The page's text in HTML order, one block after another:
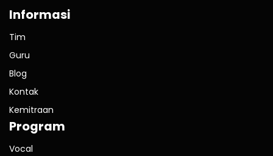
Informasi
Tim
Guru
Blog
Kontak
Kemitraan
Program
Vocal